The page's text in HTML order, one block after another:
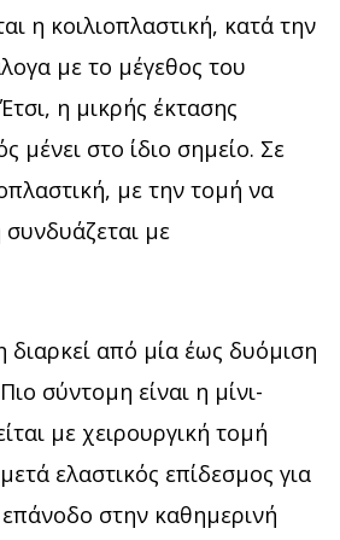
η κοιλιοπλαστική, κατά την
με το μέγεθος του
η μικρής έκτασης
μένει στο ίδιο σημείο. Σε
με την τομή να
με
από μία έως δυόμιση
σύντομη είναι η μίνι-
με χειρουργική τομή
ελαστικός επίδεσμος για
στην καθημερινή